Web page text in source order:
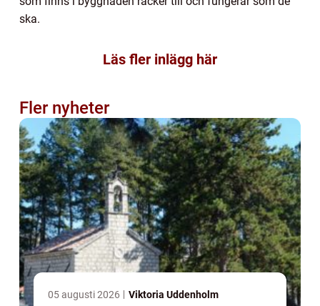
ska.
Läs fler inlägg här
Fler nyheter
05 augusti 2026 Viktoria Uddenholm